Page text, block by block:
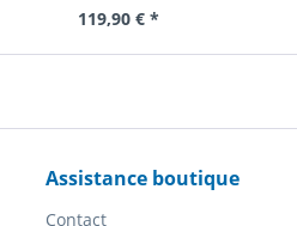
Contenu1 Pièce
119,90 € *
Assistance boutique
Contact